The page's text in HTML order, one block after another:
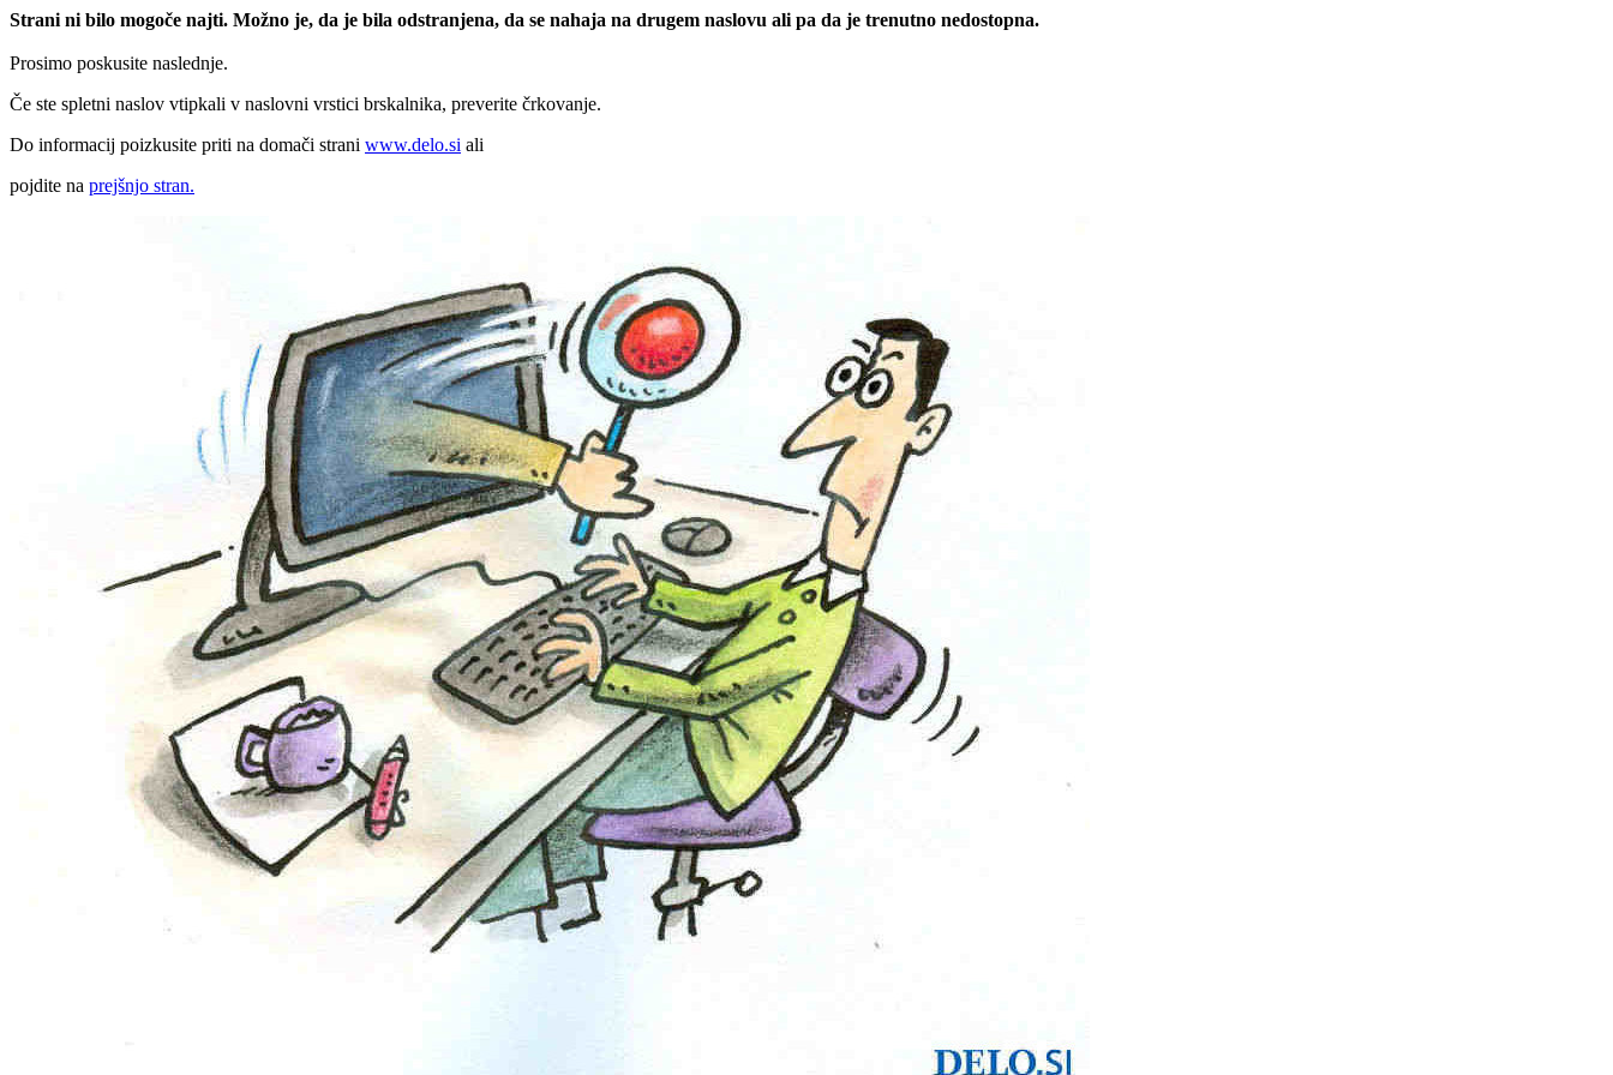
Strani ni bilo mogoče najti. Možno je, da je bila odstranjena, da se nahaja na drugem naslovu ali pa da je trenutno nedostopna.
Prosimo poskusite naslednje.
Če ste spletni naslov vtipkali v naslovni vrstici brskalnika, preverite črkovanje.
Do informacij poizkusite priti na domači strani www.delo.si ali
pojdite na prejšnjo stran.